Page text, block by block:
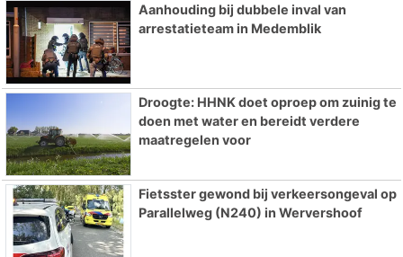
Aanhouding bij dubbele inval van
arrestatieteam in Medemblik
Droogte: HHNK doet oproep om zuinig te
doen met water en bereidt verdere
maatregelen voor
Fietsster gewond bij verkeersongeval op
Parallelweg (N240) in Wervershoof